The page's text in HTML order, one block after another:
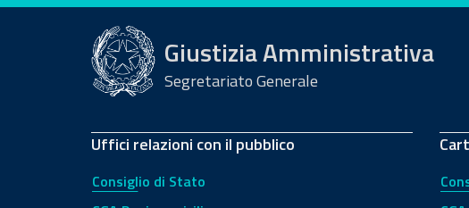
Giustizia Amministrativa
Segretariato Generale
Uffici relazioni con il pubblico
Consiglio di Stato